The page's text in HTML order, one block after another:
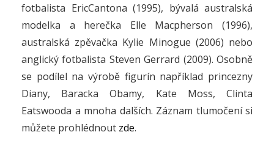
fotbalista EricCantona (1995), bývalá australská
modelka a herečka Elle Macpherson (1996),
australská zpěvačka Kylie Minogue (2006) nebo
anglický fotbalista Steven Gerrard (2009). Osobně
se podílel na výrobě figurín například princezny
Diany, Baracka Obamy, Kate Moss, Clinta
Eatswooda a mnoha dalších. Záznam tlumočení si
můžete prohlédnout zde.